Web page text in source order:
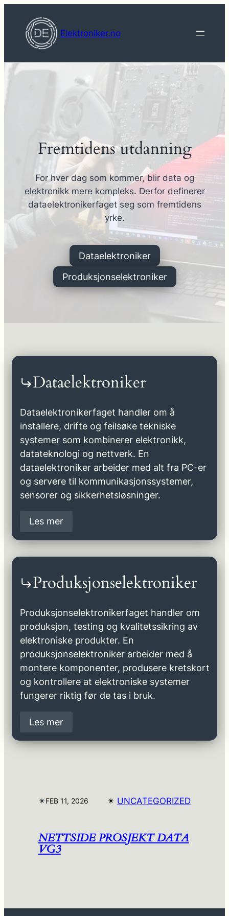
innhold
Elektroniker.no
Fremtidens utdanning
For hver dag som kommer, blir data og
elektronikk mere kompleks. Derfor definerer
dataelektronikerfaget seg som fremtidens
yrke.
Dataelektroniker
Produksjonselektroniker
Dataelektroniker
Dataelektronikerfaget handler om å
installere, drifte og feilsøke tekniske
systemer som kombinerer elektronikk,
datateknologi og nettverk. En
dataelektroniker arbeider med alt fra PC-er
og servere til kommunikasjonssystemer,
sensorer og sikkerhetsløsninger.
Les mer
Produksjonselektroniker
Produksjonselektronikerfaget handler om
produksjon, testing og kvalitetssikring av
elektroniske produkter. En
produksjonselektroniker arbeider med å
montere komponenter, produsere kretskort
og kontrollere at elektroniske systemer
fungerer riktig før de tas i bruk.
Les mer
✴︎FEB 11, 2026 ✴︎ UNCATEGORIZED
NETTSIDE PROSJEKT DATA
VG3